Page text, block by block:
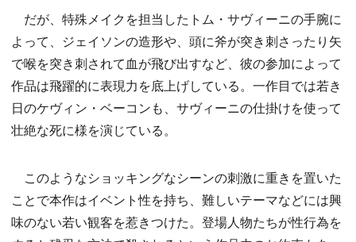
だが、特殊メイクを担当したトム・サヴィーニの手腕に
よって、ジェイソンの造形や、頭に斧が突き刺さったり矢
で喉を突き刺されて血が飛び出すなど、彼の参加によって
作品は飛躍的に表現力を底上げしている。一作目では若き
日のケヴィン・ベーコンも、サヴィーニの仕掛けを使って
壮絶な死に様を演じている。
このようなショッキングなシーンの刺激に重きを置いた
ことで本作はイベント性を持ち、難しいテーマなどには興
味のない若い観客を惹きつけた。登場人物たちが性行為を